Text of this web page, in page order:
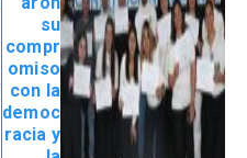
su
compr
omiso
con la
democ
racia y